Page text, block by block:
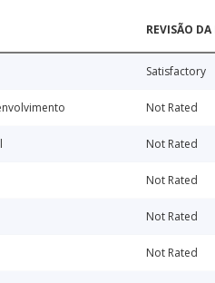
REVISÃO
Satisfactory
Not Rated
Not Rated
Not Rated
Not Rated
Not Rated